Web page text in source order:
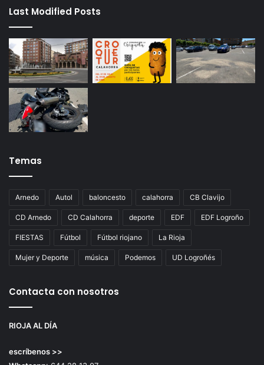
Last Modified Posts
Temas
Arnedo Autol baloncesto calahorra CB Clavijo
CD Arnedo CD Calahorra deporte EDF EDF Logroño
FIESTAS Fútbol Fútbol riojano La Rioja
Mujer y Deporte música Podemos UD Logroñés
Contacta con nosotros
RIOJA AL DÍA
escríbenos >>